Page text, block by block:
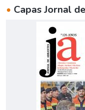
• Capas Jornal